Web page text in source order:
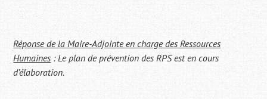
Réponse de la Maire-Adjointe en charge des Ressources
Humaines: Le plan de prévention des RPS est en cours
d’élaboration.